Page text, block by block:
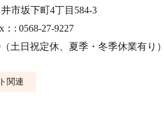
市坂下町4丁目584-3
：: 0568-27-9227
（土日祝定休、夏季・冬季休業有り
関連